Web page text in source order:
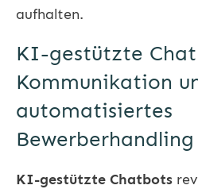
aufhalten.
KI-gestützte
Kommunikation
automatisiertes
Bewerberhandling
KI-gestützte Chatbots